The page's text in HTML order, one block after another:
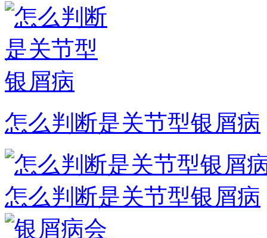
怎么判断是关节型银屑病
怎么判断是关节型银屑病